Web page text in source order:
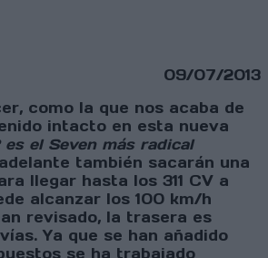
09/07/2013
como la que nos acaba de
intacto en esta nueva
es el Seven más radical
también sacarán una
llegar hasta los 311 CV a
alcanzar los 100 km/h
revisado, la trasera es
Ya que se han añadido
se ha trabajado